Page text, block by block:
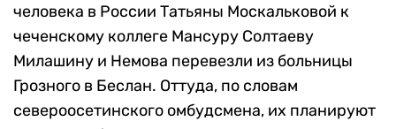
человека в России Татьяны Москальковой к
чеченскому коллеге Мансуру Солтаеву
Милашину и Немова перевезли из больницы
Грозного в Беслан. Оттуда, по словам
североосетинского омбудсмена, их планируют